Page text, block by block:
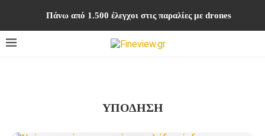
Πάνω από 1.500 έλεγχοι στις παραλίες με drones
ΥΠΟΔΗΣΗ